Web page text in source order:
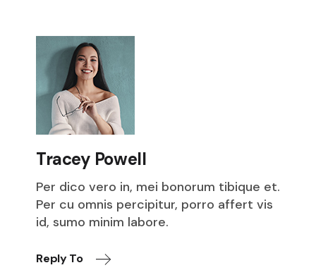
Tracey Powell
Per dico vero in, mei bonorum tibique et.
Per cu omnis percipitur, porro affert vis
id, sumo minim labore.
Reply To